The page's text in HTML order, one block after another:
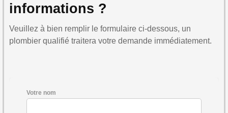
informations ?
Veuillez à bien remplir le formulaire ci-dessous, un
plombier qualifié traitera votre demande immédiatement.
Votre nom